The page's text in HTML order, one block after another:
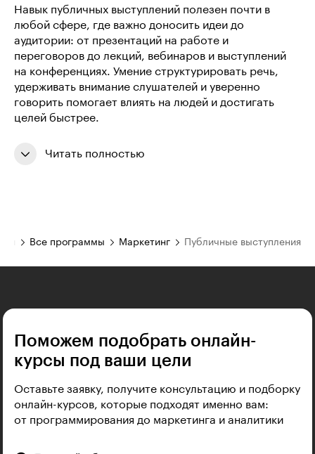
Навык публичных выступлений полезен почти в
любой сфере, где важно доносить идеи до
аудитории: от презентаций на работе и
переговоров до лекций, вебинаров и выступлений
на конференциях. Умение структурировать речь,
удерживать внимание слушателей и уверенно
говорить помогает влиять на людей и достигать
целей быстрее.
Читать полностью
Все программы Маркетинг Публичные выступления
Поможем подобрать онлайн-
курсы под ваши цели
Оставьте заявку, получите консультацию и подборку
онлайн-курсов, которые подходят именно вам:
от программирования до маркетинга и аналитики